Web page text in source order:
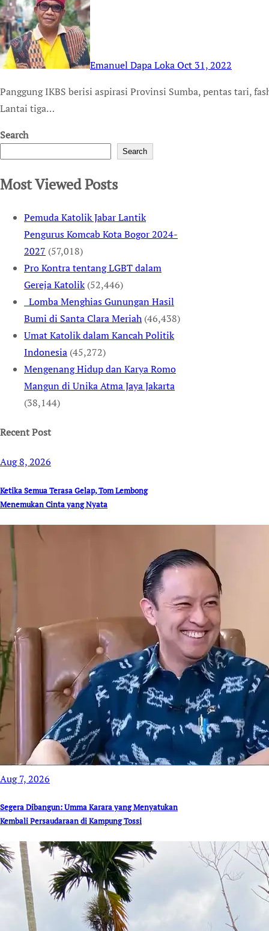
Emanuel Dapa LokaOct 31, 2022
Panggung IKBS berisi aspirasi Provinsi Sumba, pentas tari, fashion show dan atraksi seni bela diri Taekwondo
Lantai tiga…
Search
Search
Most Viewed Posts
Pemuda Katolik Jabar Lantik
Pengurus Komcab Kota Bogor 2024-
2027 (57,018)
Pro Kontra tentang LGBT dalam
Gereja Katolik (52,446)
Lomba Menghias Gunungan Hasil
Bumi di Santa Clara Meriah (46,438)
Umat Katolik dalam Kancah Politik
Indonesia (45,272)
Mengenang Hidup dan Karya Romo
Mangun di Unika Atma Jaya Jakarta
(38,144)
Recent Post
Aug 8, 2026
Ketika Semua Terasa Gelap, Tom Lembong
Menemukan Cinta yang Nyata
Aug 7, 2026
Segera Dibangun: Umma Karara yang Menyatukan
Kembali Persaudaraan di Kampung Tossi